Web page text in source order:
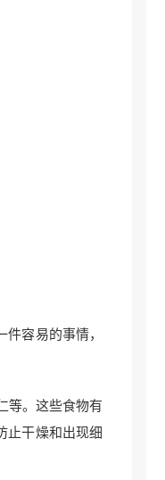
容易的事情，
等。这些食物有
止干燥和出现细